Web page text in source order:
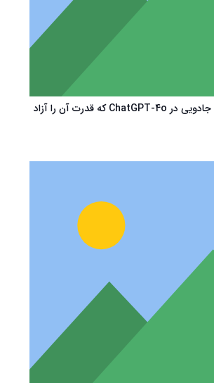
کشف یک پرامپت جادویی در ChatGPT-4o که قدرت آن را آزاد